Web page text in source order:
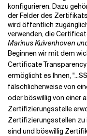
konfigurieren. Dazu
der Felder des
wird öffentlich
verwenden, die
Marinus Kuivenhoven
Beginnen wir mit dem
Certificate
ermöglicht es Ihnen,
fälschlicherweise von
oder böswillig von einer
Zertifizierungsstelle
Zertifizierungsstellen zu
sind und böswillig